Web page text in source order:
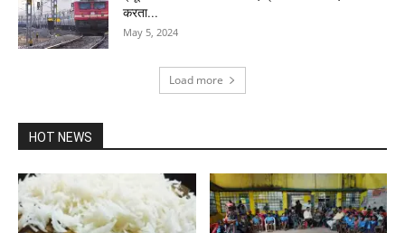
करता...
May 5, 2024
Load more
HOT NEWS